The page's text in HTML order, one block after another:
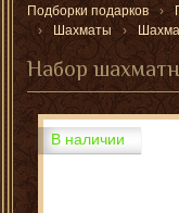
Подборки подарков
Шахматы
Набор
В наличии